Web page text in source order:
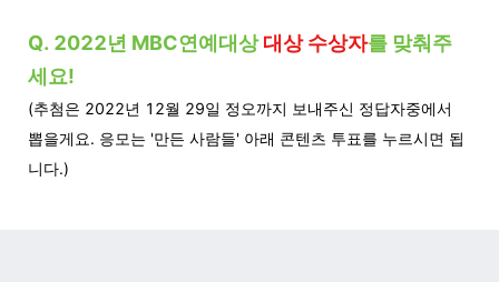
Q. 2022년 MBC연예대상대상 수상자를 맞춰주
세요!
(추첨은 2022년 12월 29일 정오까지 보내주신 정답자중에서
뽑을게요. 응모는 '만든 사람들' 아래 콘텐츠 투표를 누르시면 됩
니다.)